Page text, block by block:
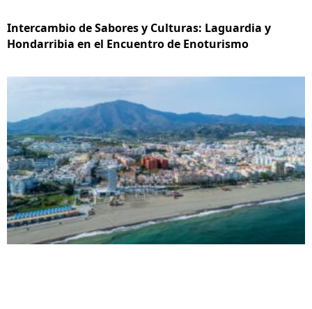
Intercambio de Sabores y Culturas: Laguardia y
Hondarribia en el Encuentro de Enoturismo